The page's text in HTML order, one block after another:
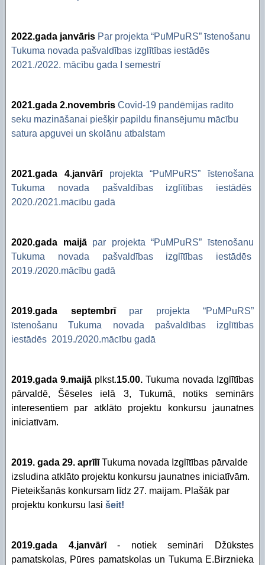
2022.gada janvāris Par projekta “PuMPuRS” īstenošanu
Tukuma novada pašvaldības izglītības iestādēs
2021./2022. mācību gada I semestrī
2021.gada 2.novembris Covid-19 pandēmijas radīto
seku mazināšanai piešķir papildu finansējumu mācību
satura apguvei un skolānu atbalstam
2021.gada 4.janvārī
projekta “PuMPuRS” īstenošana
Tukuma novada pašvaldības izglītības iestādēs
2020./2021.mācību gadā
2020.gada maijā
par projekta “PuMPuRS” īstenošanu
Tukuma novada pašvaldības izglītības iestādēs
2019./2020.mācību gadā
2019.gada septembrī
par projekta “PuMPuRS”
īstenošanu Tukuma novada pašvaldības izglītības
iestādēs 2019./2020.mācību gadā
2019.gada 9.maijā plkst.15.00. Tukuma novada Izglītības
pārvaldē, Šēseles ielā 3, Tukumā, notiks seminārs
interesentiem par atklāto projektu konkursu jaunatnes
iniciatīvām.
2019. gada 29. aprīlīTukuma novada Izglītības pārvalde
izsludina atklāto projektu konkursu jaunatnes iniciatīvām.
Pieteikšanās konkursam līdz 27. maijam. Plašāk par
projektu konkursu lasi šeit!
2019.gada 4.janvārī- notiek semināri Džūkstes
pamatskolas, Pūres pamatskolas un Tukuma E.Birznieka